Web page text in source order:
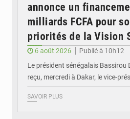
annonce un
milliards FCFA pour
priorités de la Vision
6 août 2026
Publié à 10h12
Le président sénégalais Bassirou
reçu, mercredi à Dakar, le vice-
SAVOIR PLUS